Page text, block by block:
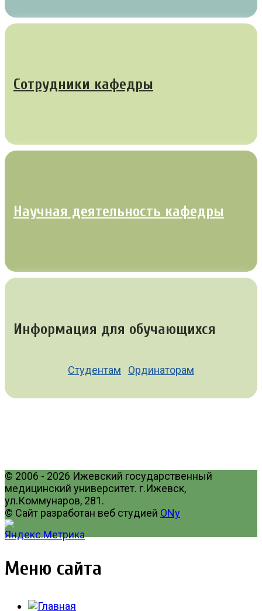
Сотрудники кафедры
Научная деятельность кафедры
Информация для обучающихся
Студентам Ординаторам
© 2006 - 2026 Ижевский государственный
медицинский университет. г.Ижевск,
ул.Коммунаров, 281.
© Сайт разработан веб студией ONy
Меню сайта